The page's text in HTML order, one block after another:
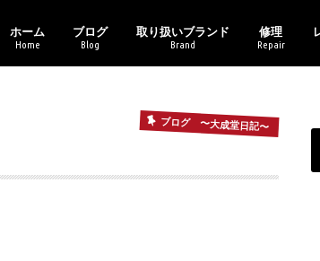
ホーム
Home
ブログ
Blog
取り扱いブランド
Brand
修理
Repair
ブログ 〜大成堂日記〜